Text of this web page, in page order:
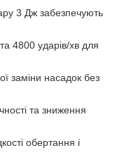
3 Дж забезпечують
4800 ударів/хв для
заміни насадок без
та зниження
обертання і